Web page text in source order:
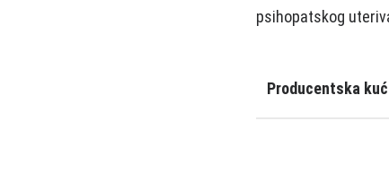
psihopatskog
Producentska